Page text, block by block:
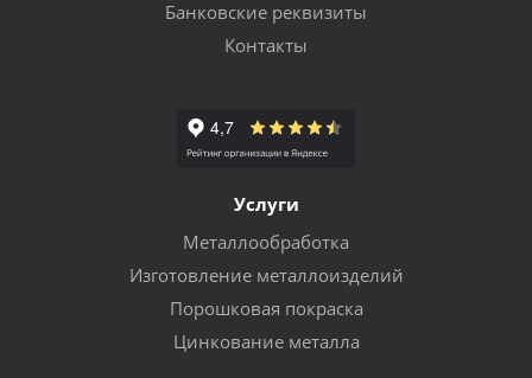
Банковские реквизиты
Контакты
Услуги
Металлообработка
Изготовление металлоизделий
Порошковая покраска
Цинкование металла